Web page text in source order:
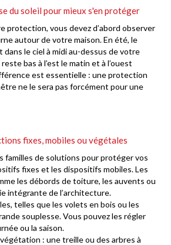
du soleil pour mieux s'en protéger
protection, vous devez d’abord observer
autour de votre maison. En été, le
le ciel à midi au-dessus de votre
bas à l’est le matin et à l’ouest
est essentielle : une protection
ne le sera pas forcément pour une
fixes, mobiles ou végétales
familles de solutions pour protéger vos
fixes et les dispositifs mobiles. Les
les débords de toiture, les auvents ou
intégrante de l’architecture.
telles que les volets en bois ou les
souplesse. Vous pouvez les régler
ou la saison.
: une treille ou des arbres à